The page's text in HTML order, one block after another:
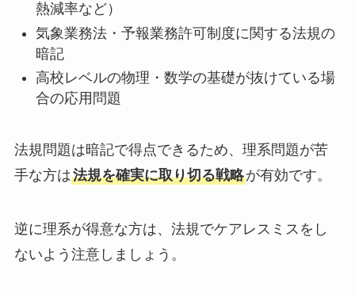
熱減率など）
気象業務法・予報業務許可制度に関する法規の
暗記
高校レベルの物理・数学の基礎が抜けている場
合の応用問題
法規問題は暗記で得点できるため、理系問題が苦
手な方は法規を確実に取り切る戦略が有効です。
逆に理系が得意な方は、法規でケアレスミスをし
ないよう注意しましょう。